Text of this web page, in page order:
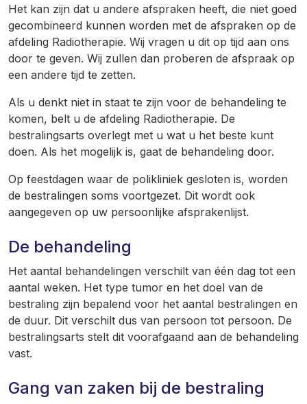
Het kan zijn dat u andere afspraken heeft, die niet goed
gecombineerd kunnen worden met de afspraken op de
afdeling Radiotherapie. Wij vragen u dit op tijd aan ons
door te geven. Wij zullen dan proberen de afspraak op
een andere tijd te zetten.
Als u denkt niet in staat te zijn voor de behandeling te
komen, belt u de afdeling Radiotherapie. De
bestralingsarts overlegt met u wat u het beste kunt
doen. Als het mogelijk is, gaat de behandeling door.
Op feestdagen waar de polikliniek gesloten is, worden
de bestralingen soms voortgezet. Dit wordt ook
aangegeven op uw persoonlijke afsprakenlijst.
De behandeling
Het aantal behandelingen verschilt van één dag tot een
aantal weken. Het type tumor en het doel van de
bestraling zijn bepalend voor het aantal bestralingen en
de duur. Dit verschilt dus van persoon tot persoon. De
bestralingsarts stelt dit voorafgaand aan de behandeling
vast.
Gang van zaken bij de bestraling